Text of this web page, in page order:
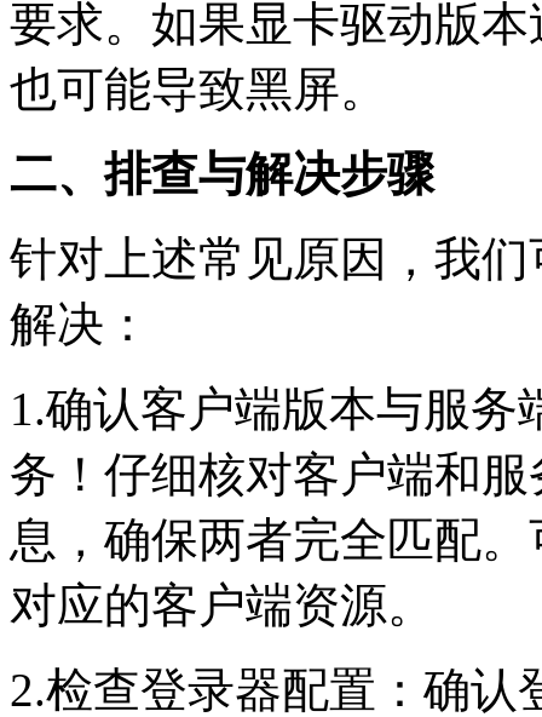
要求。如果显卡驱动版
也可能导致黑屏。
二、排查与解决步骤
针对上述常见原因，我
解决：
1.确认客户端版本与服
务！仔细核对客户端和
息，确保两者完全匹配
对应的客户端资源。
2.检查登录器配置：确认